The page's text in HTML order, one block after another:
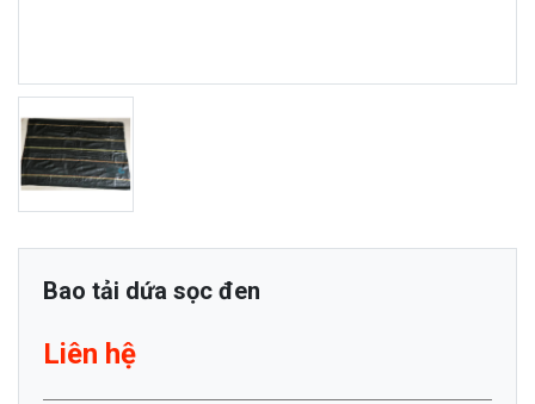
Bao tải dứa sọc đen
Liên hệ